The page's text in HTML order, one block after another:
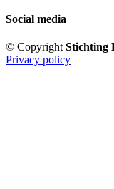
Social media
© Copyright Stichting
Privacy policy